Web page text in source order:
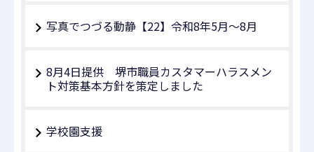
写真でつづる動静【22】令和8年5月～8月
8月4日提供 堺市職員カスタマーハラスメン
ト対策基本方針を策定しました
学校園支援